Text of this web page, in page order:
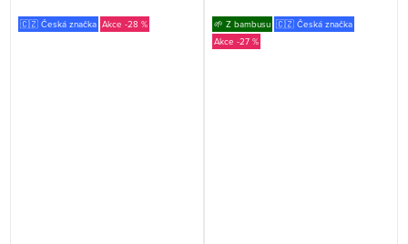
🇨🇿 Česká značka -28 % 🌱 Z bambusu 🇨🇿 Česká značka
-27 %